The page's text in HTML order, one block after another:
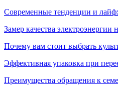
Современные тенденции и
Замер качества электроэнергии
Почему вам стоит выбрать
Эффективная упаковка при
Преимущества обращения к